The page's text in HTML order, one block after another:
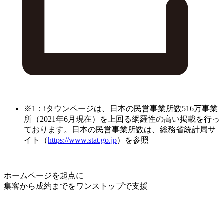
※1：iタウンページは、日本の民営事業所数516万事業
所（2021年6月現在）を上回る網羅性の高い掲載を行っ
ております。日本の民営事業所数は、総務省統計局サ
イト（https://www.stat.go.jp）を参照
ホームページを起点に
集客から成約までをワンストップで支援